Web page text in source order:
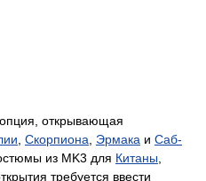
открывающая
Скорпиона Эрмака и Саб-
из MK3 для Китаны
требуется ввести